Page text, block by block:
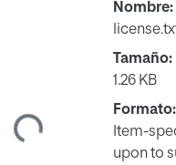
Nombre:
Tamaño:
1.26 KB
Formato:
Item-
upon to